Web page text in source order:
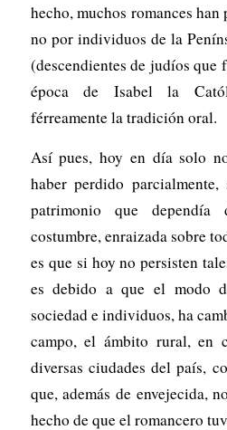
hecho, muchos romances
no por individuos de la
(descendientes de judíos que
época de Isabel la
férreamente la tradición oral.
Así pues, hoy en día solo
haber perdido
patrimonio que
costumbre, enraizada sobre
es que si hoy no persisten
es debido a que el modo
sociedad e individuos, ha
campo, el ámbito rural, en
diversas ciudades del país,
que, además de envejecida,
hecho de que el romancero